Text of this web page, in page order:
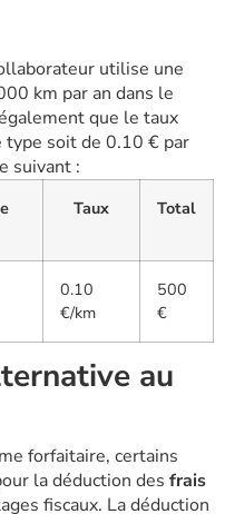
utilise une
km par an dans le
que le taux
type soit de 0.10 € par
suivant :
Taux Total
0.10
€/km
500
€
au
forfaitaire, certains
la déduction des frais
fiscaux. La déduction